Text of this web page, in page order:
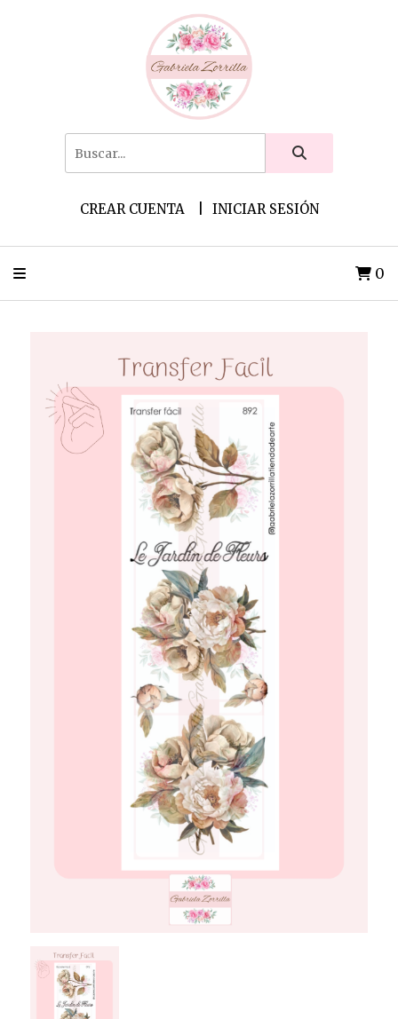
CREAR CUENTA INICIAR SESIÓN
0